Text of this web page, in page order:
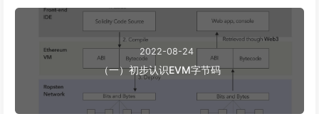
2022-08-24
（一）初步认识EVM字节码